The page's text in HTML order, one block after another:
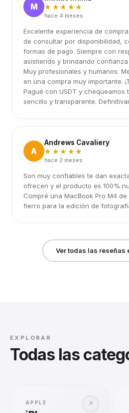
M
★★★★★
hace 4 meses
Excelente experiencia de
de consultar por disponibilidad,
formas de pago. Siempre con
asistiendo y brindando
Muy profesionales y humanos.
en una compra muy importante.
Pagué con USDT y chequeamos
sencillo y transparente.
A
Andrews Cavaliery
★★★★★
hace 2 meses
Son muy confiables te dan
ofrecen y el producto es 100%
Compré una MacBook Pro M4
fierro para la edición de
Ver todas las reseñas
EXPLORAR
Todas las
↗
APPLE